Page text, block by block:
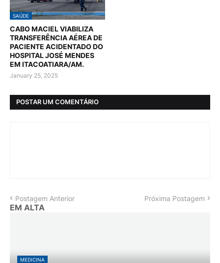
SAÚDE
CABO MACIEL VIABILIZA
TRANSFERÊNCIA AÉREA DE
PACIENTE ACIDENTADO DO
HOSPITAL JOSÉ MENDES
EM ITACOATIARA/AM.
January 25, 2025
POSTAR UM COMENTÁRIO
Postagem Anterior Próxima Postagem
EM ALTA
MEDICINA